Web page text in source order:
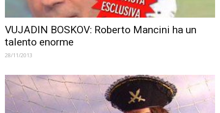
VUJADIN BOSKOV: Roberto Mancini ha un
talento enorme
28/11/2013